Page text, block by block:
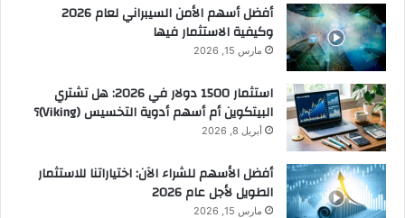
أفضل أسهم الأمن السيبراني لعام 2026
وكيفية الاستثمار فيها
مارس 15, 2026
استثمار 1500 دولار في 2026: هل تشتري
البيتكوين أم أسهم أدوية التخسيس (Viking)؟
أبريل 8, 2026
أفضل الأسهم للشراء الآن: اختياراتنا للاستثمار
الطويل لأجل عام 2026
مارس 15, 2026